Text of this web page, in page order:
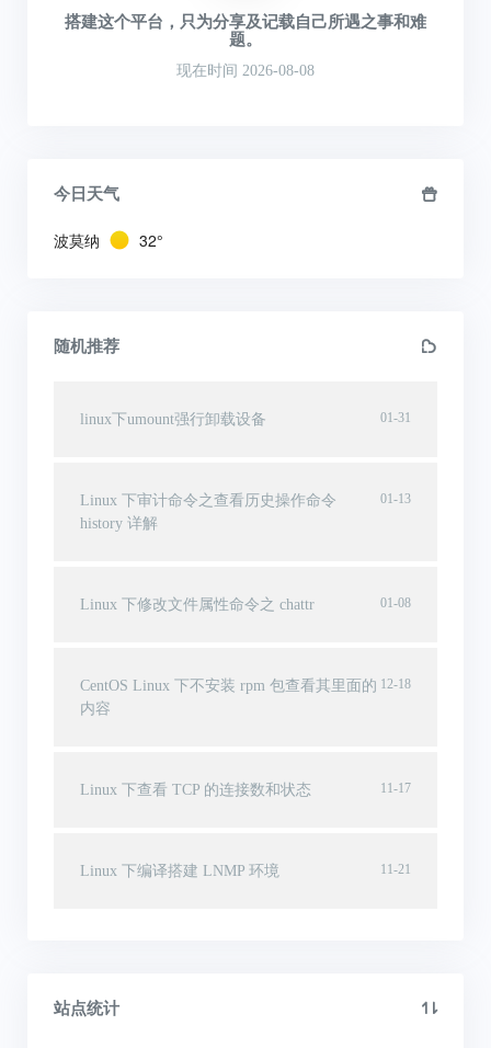
搭建这个平台，只为分享及记载自己所遇之事和难
题。
现在时间 2026-08-08
今日天气
波莫纳 32°
随机推荐
01-31
linux下umount强行卸载设备
01-13
Linux 下审计命令之查看历史操作命令
history 详解
01-08
Linux 下修改文件属性命令之 chattr
12-18
CentOS Linux 下不安装 rpm 包查看其里面的
内容
11-17
Linux 下查看 TCP 的连接数和状态
11-21
Linux 下编译搭建 LNMP 环境
站点统计